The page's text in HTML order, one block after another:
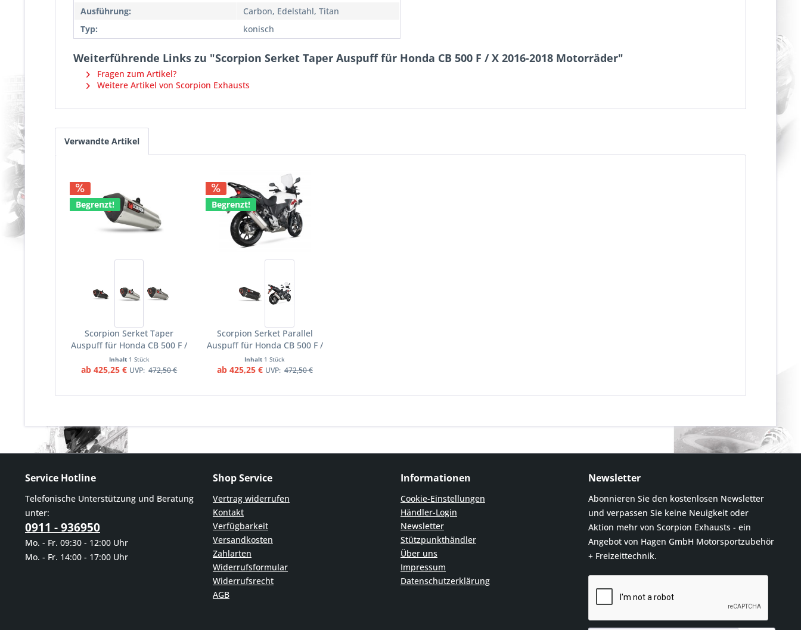
Ausführung:
Carbon, Edelstahl, Titan
Typ:
konisch
Weiterführende Links zu "Scorpion Serket Taper Auspuff für Honda CB 500 F / X 2016-2018 Motorräder"
Fragen zum Artikel?
Weitere Artikel von Scorpion Exhausts
Verwandte Artikel
Begrenzt!
Scorpion Serket Taper
Auspuff für Honda CB 500 F /
X 2013-2015 Motorräder
Inhalt 1 Stück
ab 425,25 € UVP: 472,50 €
Begrenzt!
Scorpion Serket Parallel
Auspuff für Honda CB 500 F /
X 2013-2015 Motorräder
Inhalt 1 Stück
ab 425,25 € UVP: 472,50 €
Service Hotline
Telefonische Unterstützung und Beratung
unter:
0911 - 936950
Mo. - Fr. 09:30 - 12:00 Uhr
Mo. - Fr. 14:00 - 17:00 Uhr
Shop Service
Vertrag widerrufen
Kontakt
Verfügbarkeit
Versandkosten
Zahlarten
Widerrufsformular
Widerrufsrecht
AGB
Informationen
Cookie-Einstellungen
Händler-Login
Newsletter
Stützpunkthändler
Über uns
Impressum
Datenschutzerklärung
Newsletter
Abonnieren Sie den kostenlosen Newsletter
und verpassen Sie keine Neuigkeit oder
Aktion mehr von Scorpion Exhausts - ein
Angebot von Hagen GmbH Motorsportzubehör
+ Freizeittechnik.